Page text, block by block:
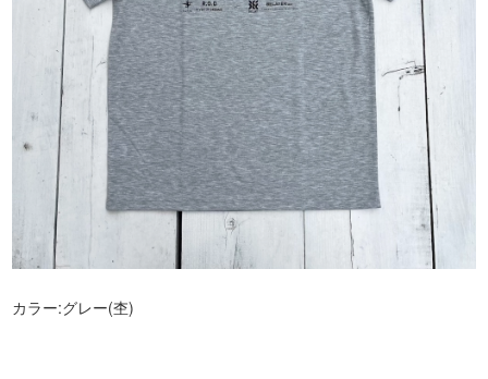
カラー:グレー(杢)